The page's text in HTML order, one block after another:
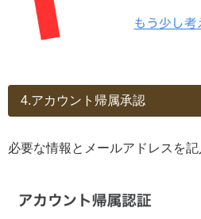
4.アカウント帰属承認
必要な情報とメールアドレスを記